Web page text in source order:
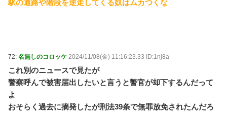
駅の通路や階段を逆走してくる奴はムカつくな
72: 名無しのコロッケ 2024/11/08(金) 11:16:23.33 ID:1nj8a
これ別のニュースで見たが
警察呼んで被害届出したいと言うと警官が却下するんだって
よ
おそらく過去に摘発したが刑法39条で無罪放免されたんだろ